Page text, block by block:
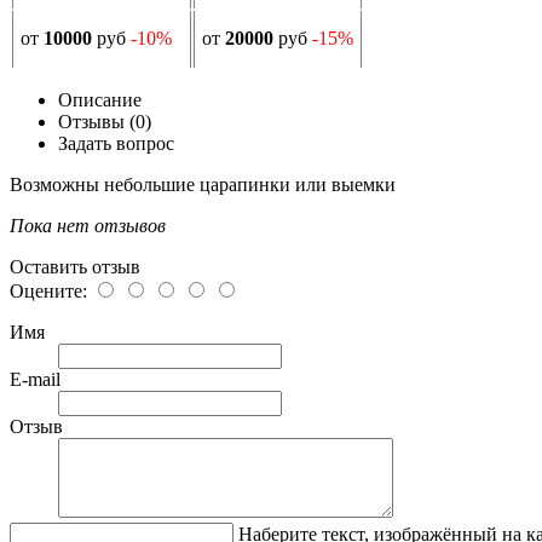
от 10000 руб -10% от 20000 руб -15%
Описание
Отзывы (0)
Задать вопрос
Возможны небольшие царапинки или выемки
Пока нет отзывов
Оставить отзыв
Оцените:
Имя
E-mail
Отзыв
Наберите текст, изображённый на